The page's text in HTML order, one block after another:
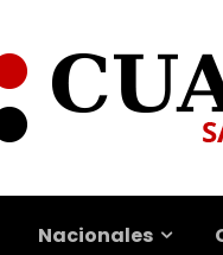
Nacionales